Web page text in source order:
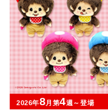
2026年8月第4週～登場